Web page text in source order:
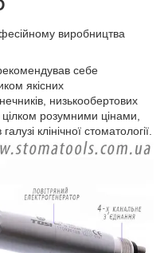
виробництва
себе
якісних
низькообертових
розумними цінами,
клінічної стоматології.